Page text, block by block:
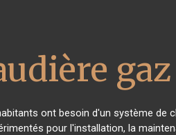
ont besoin d'un système de
pour l'installation, la